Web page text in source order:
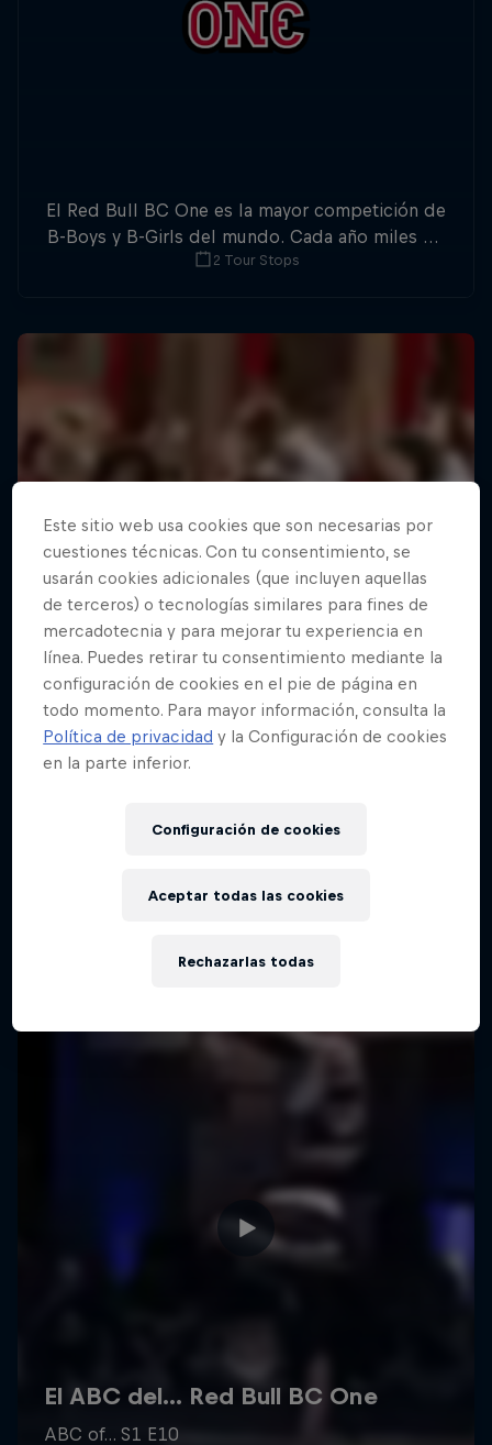
El Red Bull BC One es la mayor competición de
B-Boys y B-Girls del mundo. Cada año miles de
bailarines de todo el globo pelean por la
2 Tour Stops
Este sitio web usa cookies que son necesarias por
cuestiones técnicas. Con tu consentimiento, se
usarán cookies adicionales (que incluyen aquellas
de terceros) o tecnologías similares para fines de
mercadotecnia y para mejorar tu experiencia en
línea. Puedes retirar tu consentimiento mediante la
configuración de cookies en el pie de página en
todo momento. Para mayor información, consulta la
Política de privacidad y la Configuración de cookies
en la parte inferior.
Configuración de cookies
Rechazarlas todas
Aceptar todas las cookies